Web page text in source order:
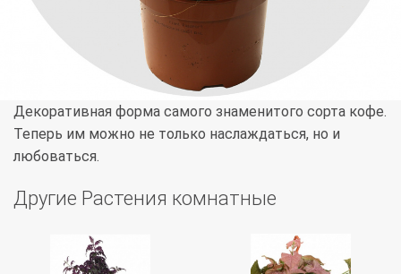
Декоративная форма самого знаменитого сорта кофе.
Теперь им можно не только наслаждаться, но и
любоваться.
Другие Растения комнатные